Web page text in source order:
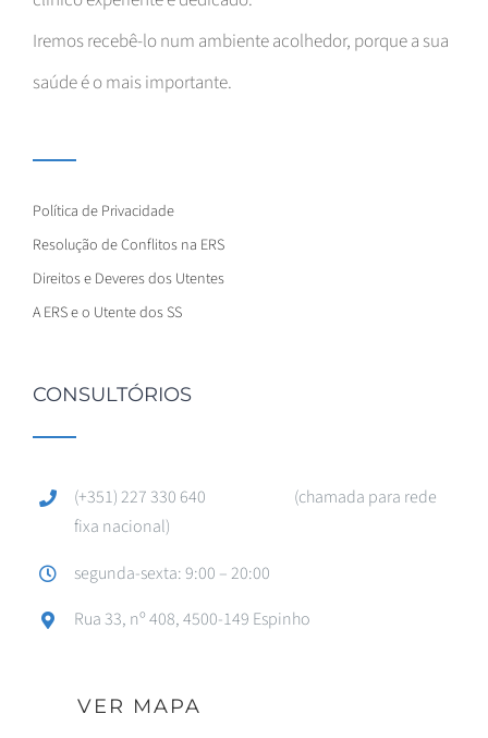
Iremos recebê-lo num ambiente acolhedor, porque a sua
saúde é o mais importante.
Política de Privacidade
Resolução de Conflitos na ERS
Direitos e Deveres dos Utentes
A ERS e o Utente dos SS
CONSULTÓRIOS
(+351) 227 330 640 (chamada para rede
fixa nacional)
segunda-sexta: 9:00 – 20:00
Rua 33, nº 408, 4500-149 Espinho
VER MAPA